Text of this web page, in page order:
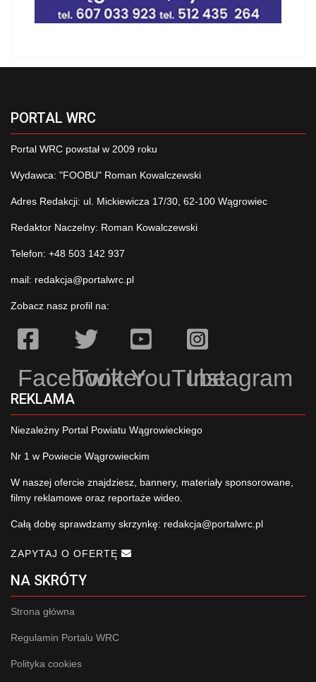
PORTAL WRC
Portal WRC powstał w 2009 roku
Wydawca: "FOOBU" Roman Kowalczewski
Adres Redakcji: ul. Mickiewicza 17/30, 62-100 Wągrowiec
Redaktor Naczelny: Roman Kowalczewski
Telefon: +48 503 142 937
mail: redakcja@portalwrc.pl
Zobacz nasz profil na:
Facebook
TwitterYouTubeInstagram
REKLAMA
Niezależny Portal Powiatu Wągrowieckiego
Nr 1 w Powiecie Wągrowieckim
W naszej ofercie znajdziesz, bannery, materiały sponsorowane,
filmy reklamowe oraz reportaże wideo.
Całą dobę sprawdzamy skrzynkę: redakcja@portalwrc.pl
ZAPYTAJ O OFERTĘ
NA SKRÓTY
Strona główna
Regulamin Portalu WRC
Polityka cookies